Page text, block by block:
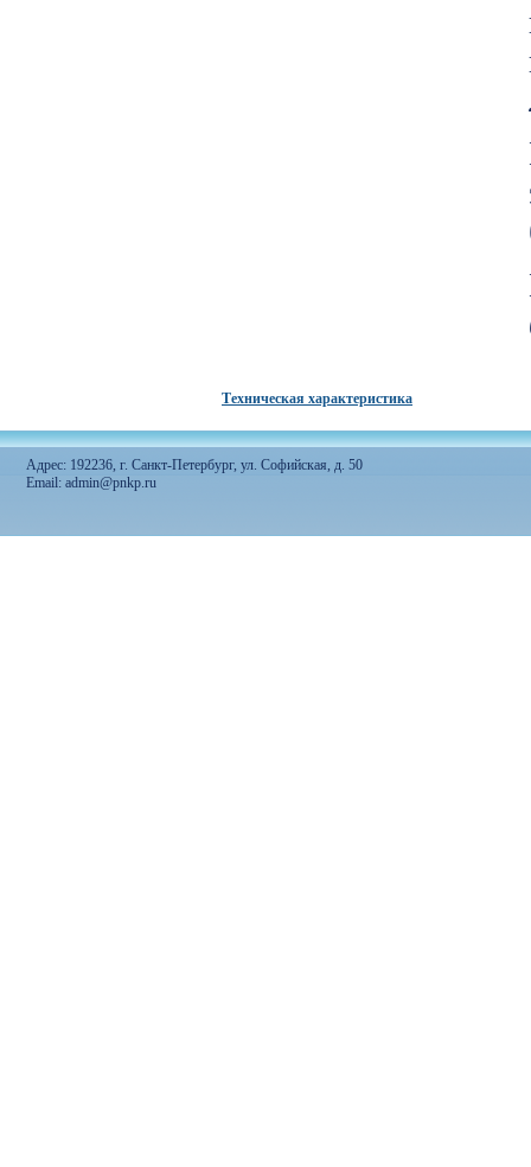
Техническая характеристика
Адрес: 192236, г. Санкт-Петербург, ул. Софийская, д. 50
Email: admin@pnkp.ru